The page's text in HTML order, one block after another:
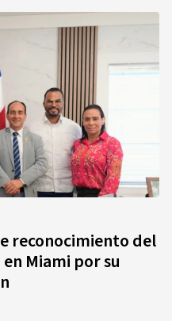
reconocimiento del
Miami por su